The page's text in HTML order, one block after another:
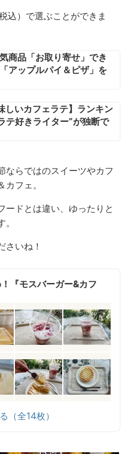
込）で選ぶことができま
商品「お取り寄せ」でき
アップルパイ＆ピザ」を
しいカフェラテ】ランキン
テ好きライター”が独断で
ならではのスイーツやカフ
フェ。
ードとは違い、ゆったりと
さいね！
！『モスバーガー&カフ
（全14枚）